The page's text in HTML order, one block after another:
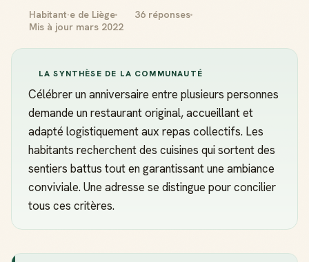
Habitant·e de Liège
36 réponses
Mis à jour mars 2022
LA SYNTHÈSE DE LA COMMUNAUTÉ
Célébrer un anniversaire entre plusieurs personnes
demande un restaurant original, accueillant et
adapté logistiquement aux repas collectifs. Les
habitants recherchent des cuisines qui sortent des
sentiers battus tout en garantissant une ambiance
conviviale. Une adresse se distingue pour concilier
tous ces critères.